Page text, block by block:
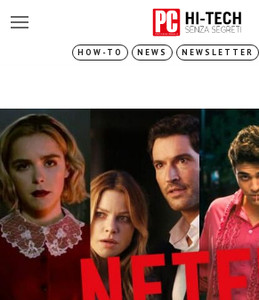
HOW-TO NEWS NEWSLETTER